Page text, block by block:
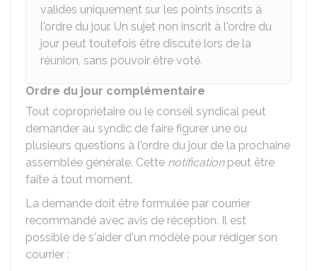
valides uniquement sur les points inscrits à
l'ordre du jour. Un sujet non inscrit à l'ordre du
jour peut toutefois être discuté lors de la
réunion, sans pouvoir être voté.
Ordre du jour complémentaire
Tout copropriétaire ou le conseil syndical peut
demander au syndic de faire figurer une ou
plusieurs questions à l'ordre du jour de la prochaine
assemblée générale. Cette notificationpeut être
faite à tout moment.
La demande doit être formulée par courrier
recommandé avec avis de réception. Il est
possible de s'aider d'un modèle pour rédiger son
courrier :